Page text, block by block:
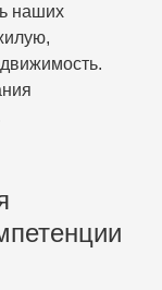
наших